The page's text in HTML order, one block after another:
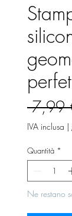
7,99
IVA inclusa |
Quantità *
Ne restano